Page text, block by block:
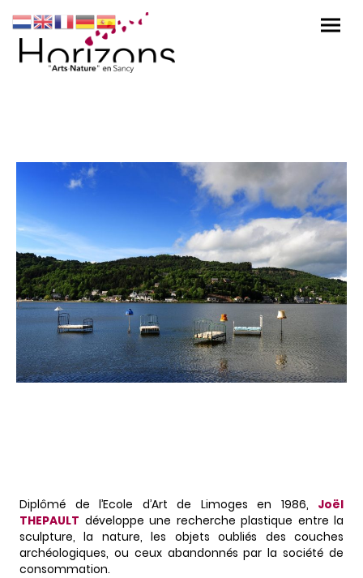
Diplômé de l’Ecole d’Art de Limoges en 1986, Joël
THEPAULT développe une recherche plastique entre la
sculpture, la nature, les objets oubliés des couches
archéologiques, ou ceux abandonnés par la société de
consommation.